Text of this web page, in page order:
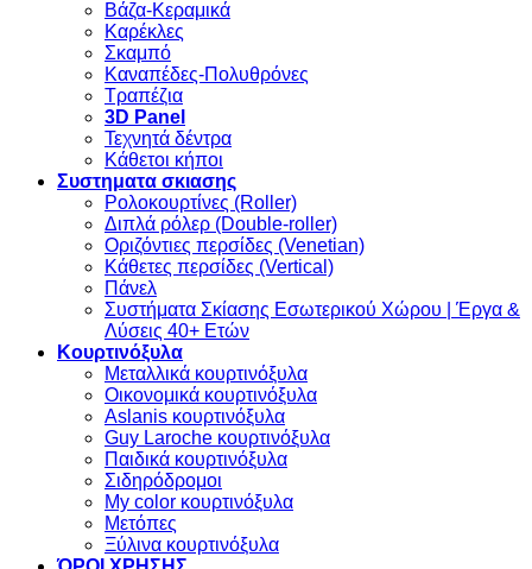
Βάζα-Κεραμικά
Καρέκλες
Σκαμπό
Καναπέδες-Πολυθρόνες
Τραπέζια
3D Panel
Τεχνητά δέντρα
Κάθετοι κήποι
Συστηματα σκιασης
Ρολοκουρτίνες (Roller)
Διπλά ρόλερ (Double-roller)
Οριζόντιες περσίδες (Venetian)
Κάθετες περσίδες (Vertical)
Πάνελ
Συστήματα Σκίασης Εσωτερικού Χώρου | Έργα &
Λύσεις 40+ Ετών
Κουρτινόξυλα
Μεταλλικά κουρτινόξυλα
Οικονομικά κουρτινόξυλα
Aslanis κουρτινόξυλα
Guy Laroche κουρτινόξυλα
Παιδικά κουρτινόξυλα
Σιδηρόδρομοι
My color κουρτινόξυλα
Μετόπες
Ξύλινα κουρτινόξυλα